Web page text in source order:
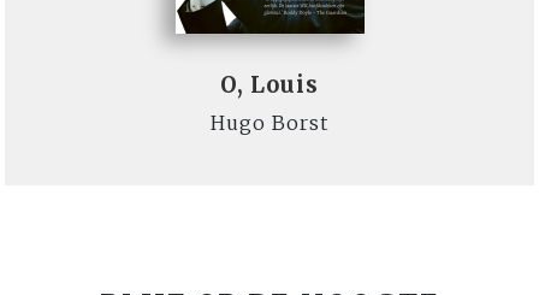
O, Louis
Hugo Borst